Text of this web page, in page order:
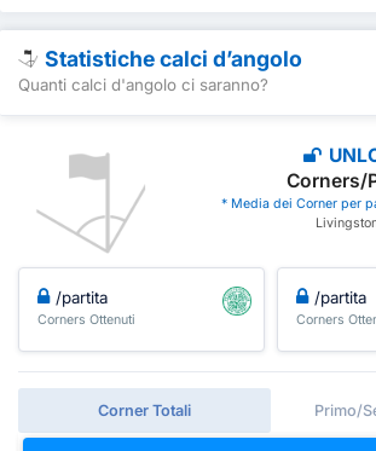
Statistiche calci d’angolo
Quanti calci d'angolo ci saranno?
Corners/
* Media dei Corner per
/partita
Corners Ottenuti
/partita
Corners
Corner Totali Primo/